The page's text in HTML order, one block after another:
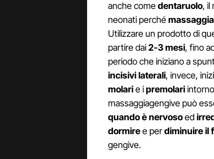
anche comedentaruolo, il
neonati perché
Utilizzare un prodotto di
partire dai2-3 mesi, fino
periodo che iniziano a
incisivi laterali, invece,
molarie ipremolari
massaggiagengive può
quando è nervosoed
dormiree perdiminuire il
gengive.